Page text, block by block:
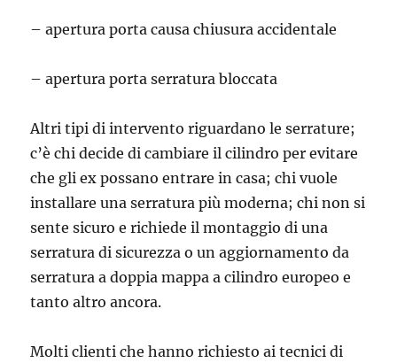
– apertura porta causa chiusura accidentale
– apertura porta serratura bloccata
Altri tipi di intervento riguardano le serrature;
c’è chi decide di cambiare il cilindro per evitare
che gli ex possano entrare in casa; chi vuole
installare una serratura più moderna; chi non si
sente sicuro e richiede il montaggio di una
serratura di sicurezza o un aggiornamento da
serratura a doppia mappa a cilindro europeo e
tanto altro ancora.
Molti clienti che hanno richiesto ai tecnici di